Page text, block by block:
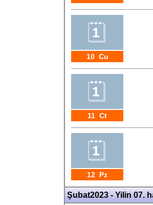
10 Cu
11 Ct
12 Pz
Şubat2023 - Yilin 07.